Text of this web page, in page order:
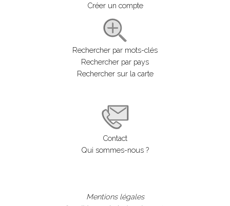
Créer un compte
Rechercher par mots-clés
Rechercher par pays
Rechercher sur la carte
Contact
Qui sommes-nous ?
Mentions légales